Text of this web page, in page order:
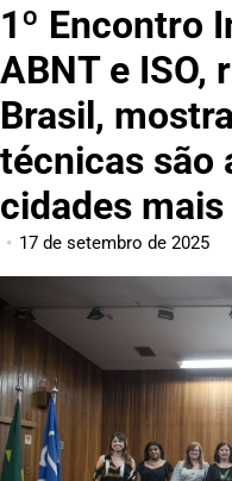
1º Encontro
ABNT e ISO,
Brasil,
técnicas são
cidades
17 de setembro de 2025